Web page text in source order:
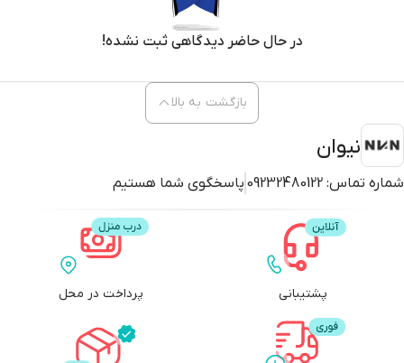
در حال حاضر دیدگاهی ثبت نشده!
نیوان
شماره تماس: 09232480122 پاسخگوی شما هستیم
بازگشت به بالا
پشتیبانی پرداخت در محل